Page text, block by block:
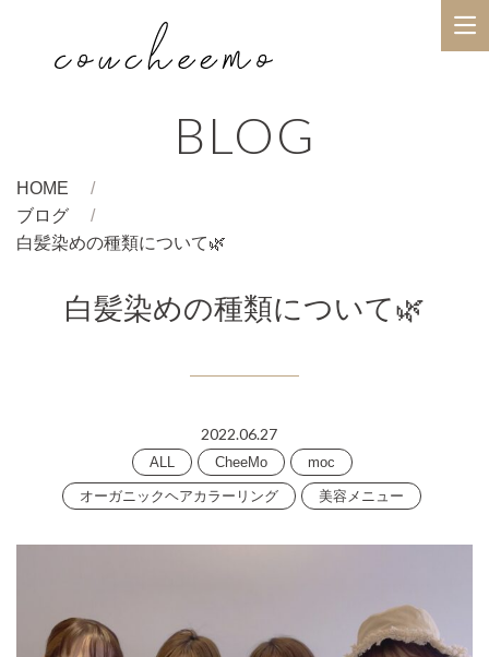
BLOG
HOME
ブログ
白髪染めの種類について🌿
白髪染めの種類について🌿
2022.06.27
ALL CheeMo moc
オーガニックヘアカラーリング 美容メニュー